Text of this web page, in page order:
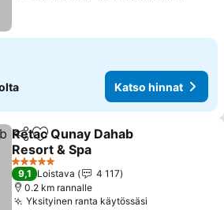
Katso hinnat
Jaa Lisää suosikkeihin
Retac Qunay Dahab
Resort & Spa
5 Tähtiluokitus
9,1 Loistava
4 117
0.2 km rannalle
Yksityinen ranta käytössäsi